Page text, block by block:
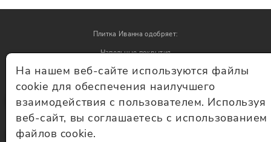
© Плитка Иванна 2026 - плитка и керамогранит
Плитка Иванна одобряет:
Напольные покрытия
Обои
На нашем веб-сайте используются файлы
cookie для обеспечения наилучшего
взаимодействия с пользователем. Используя
веб-сайт, вы соглашаетесь с использованием
файлов cookie.